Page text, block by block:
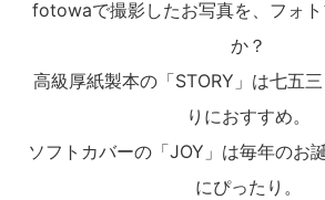
fotowaで撮影したお写真を、フォ
か？
高級厚紙製本の「STORY」は七五
りにおすすめ。
ソフトカバーの「JOY」は毎年のお
にぴったり。